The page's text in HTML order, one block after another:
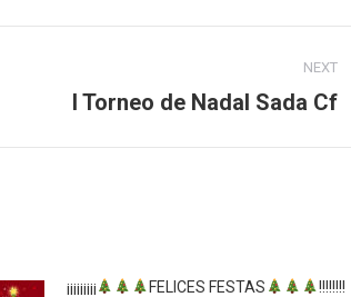
NEXT
I Torneo de Nadal Sada Cf
¡¡¡¡¡¡¡¡¡ FELICES FESTAS !!!!!!!!